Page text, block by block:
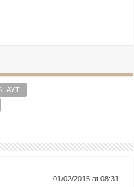
01/02/2015 at 08:31